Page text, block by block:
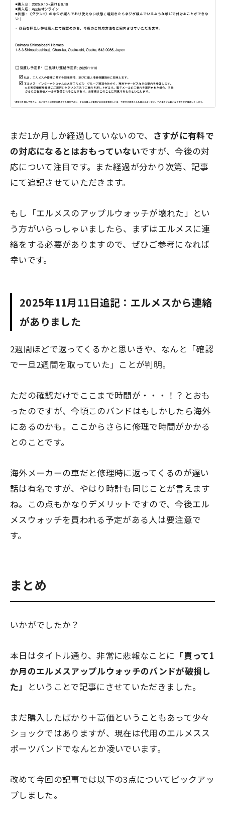
まだ1か月しか経過していないので、 さすがに有料で
の対応になるとはおもっていないですが、今後の対
応について注目です。また経過が分かり次第、記事
にて追記させていただきます。
もし「エルメスのアップルウォッチが壊れた」とい
う方がいらっしゃいましたら、まずはエルメスに連
絡をする必要がありますので、ぜひご参考になれば
幸いです。
2025年11月11日追記：エルメスから連絡
がありました
2週間ほどで返ってくるかと思いきや、なんと「確認
で一旦2週間を取っていた」ことが判明。
ただの確認だけでここまで時間が・・・！？とおも
ったのですが、今頃このバンドはもしかしたら海外
にあるのかも。ここからさらに修理で時間がかかる
とのことです。
海外メーカーの車だと修理時に返ってくるのが遅い
話は有名ですが、やはり時計も同じことが言えます
ね。この点もかなりデメリットですので、今後エル
メスウォッチを買われる予定がある人は要注意で
す。
まとめ
いかがでしたか？
本日はタイトル通り、非常に悲報なことに 「買って1
か月のエルメスアップルウォッチのバンドが破損し
た」
ということで記事にさせていただきました。
まだ購入したばかり＋高価ということもあって少々
ショックではありますが、現在は代用のエルメスス
ポーツバンドでなんとか凌いでいます。
改めて今回の記事では以下の3点についてピックアッ
プしました。